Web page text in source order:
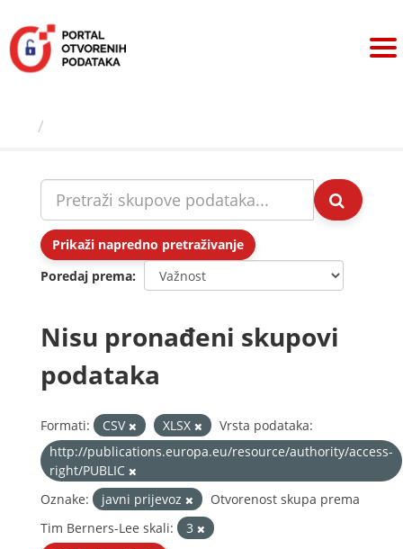
sadržaj
Prikaži napredno pretraživanje
Poredaj prema
Nisu pronađeni skupovi
podataka
Formati: CSV XLSX
Vrsta podataka:
http://publications.europa.eu/resource/authority/access-
right/PUBLIC
Oznake:
javni prijevoz
Otvorenost skupa prema
Tim Berners-Lee skali:
3